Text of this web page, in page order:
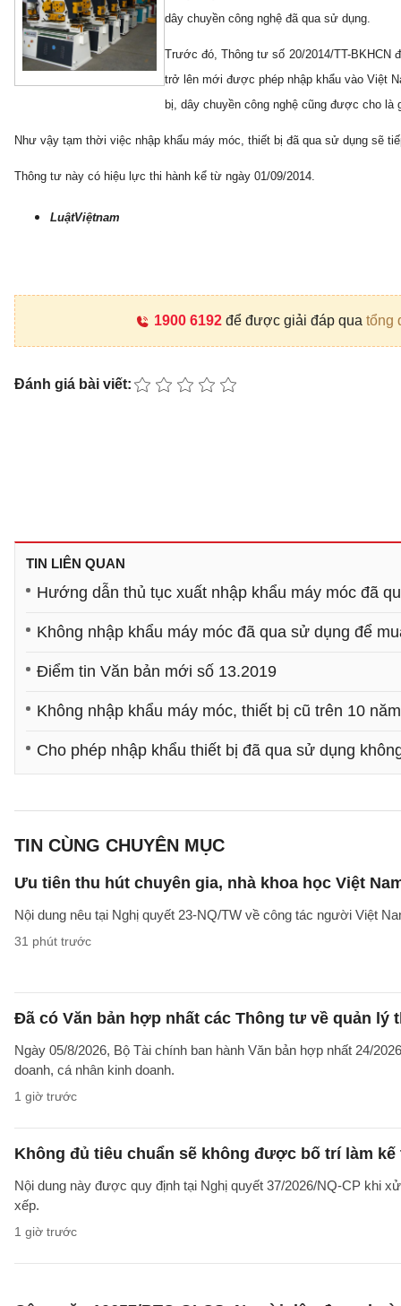
dây chuyền công nghệ đã qua sử dụng.
Trước đó, Thông tư số 20/2014/TT-BKHCN
trở lên mới được phép nhập khẩu vào Việt
bị, dây chuyền công nghệ cũng được cho là
Như vậy tạm thời việc nhập khẩu máy móc, thiết bị đã qua sử dụng sẽ
Thông tư này có hiệu lực thi hành kể từ ngày 01/09/2014.
LuậtViệtnam
1900 6192để được giải đáp qua tổng
Đánh giá bài viết:
TIN LIÊN QUAN
Hướng dẫn thủ tục xuất nhập khẩu máy móc đã
Không nhập khẩu máy móc đã qua sử dụng để
Điểm tin Văn bản mới số 13.2019
Không nhập khẩu máy móc, thiết bị cũ trên 10
Cho phép nhập khẩu thiết bị đã qua sử dụng
TIN CÙNG CHUYÊN MỤC
Ưu tiên thu hút chuyên gia, nhà khoa học Việt
Nội dung nêu tại Nghị quyết 23-NQ/TW về công tác người Việt
31 phút trước
Đã có Văn bản hợp nhất các Thông tư về quản lý
Ngày 05/8/2026, Bộ Tài chính ban hành Văn bản hợp nhất 24/
doanh, cá nhân kinh doanh.
1 giờ trước
Không đủ tiêu chuẩn sẽ không được bố trí làm
Nội dung này được quy định tại Nghị quyết 37/2026/NQ-CP khi
xếp.
1 giờ trước